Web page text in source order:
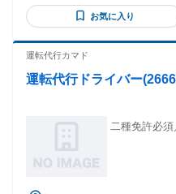
としてキャリアアップし
戦してみたい ◎将来的に
お気に入り
運転代行カマド
運転代行ドライバー
二種免許必